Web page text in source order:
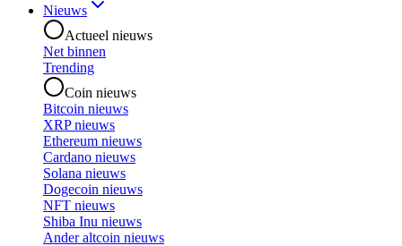
Nieuws
Actueel nieuws
Net binnen
Trending
Coin nieuws
Bitcoin nieuws
XRP nieuws
Ethereum nieuws
Cardano nieuws
Solana nieuws
Dogecoin nieuws
NFT nieuws
Shiba Inu nieuws
Ander altcoin nieuws